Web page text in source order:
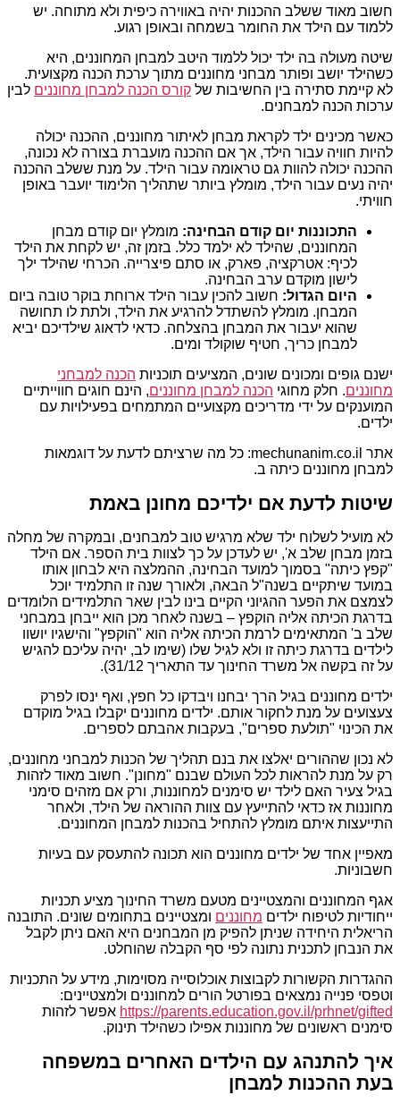
חשוב מאוד ששלב ההכנות יהיה באווירה כיפית ולא מתוחה. יש
ללמוד עם הילד את החומר בשמחה ובאופן רגוע.
שיטה מעולה בה ילד יכול ללמוד היטב למבחן המחוננים, היא
כשהילד יושב ופותר מבחני מחוננים מתוך ערכת הכנה מקצועית.
לא קיימת סתירה בין החשיבות של קורס הכנה למבחן מחוננים לבין
ערכות הכנה למבחנים.
כאשר מכינים ילד לקראת מבחן לאיתור מחוננים, ההכנה יכולה
להיות חוויה עבור הילד, אך אם ההכנה מועברת בצורה לא נכונה,
ההכנה יכולה להוות גם טראומה עבור הילד. על מנת ששלב ההכנה
יהיה נעים עבור הילד, מומלץ ביותר שתהליך הלימוד יועבר באופן
חוויתי.
התכוננות יום קודם הבחינה: מומלץ יום קודם מבחן
המחוננים, שהילד לא ילמד כלל. בזמן זה, יש לקחת את הילד
לכיף: אטרקציה, פארק, או סתם פיצרייה. הכרחי שהילד ילך
לישון מוקדם ערב הבחינה.
היום הגדול: חשוב להכין עבור הילד ארוחת בוקר טובה ביום
המבחן. מומלץ להשתדל להרגיע את הילד, ולתת לו תחושה
שהוא יעבור את המבחן בהצלחה. כדאי לדאוג שילדיכם יביא
למבחן כריך, חטיף שוקולד ומים.
ישנם גופים ומכונים שונים, המציעים תוכניות הכנה למבחני
מחוננים. חלק מחוגי הכנה למבחן מחוננים, הינם חוגים חווייתיים
המוענקים על ידי מדריכים מקצועיים המתמחים בפעילויות עם
ילדים.
אתר mechunanim.co.il: כל מה שרציתם לדעת על דוגמאות
למבחן מחוננים כיתה ב.
שיטות לדעת אם ילדיכם מחונן באמת
לא מועיל לשלוח ילד שלא מרגיש טוב למבחנים, ובמקרה של מחלה
בזמן מבחן שלב א', יש לעדכן על כך לצוות בית הספר. אם הילד
"קפץ כיתה" בסמוך למועד הבחינה, ההמלצה היא לבחון אותו
במועד שיתקיים בשנה"ל הבאה, ולאורך שנה זו התלמיד יוכל
לצמצם את הפער ההגיוני הקיים בינו לבין שאר התלמידים הלומדים
בדרגת הכיתה אליה הוקפץ – בשנה לאחר מכן הוא ייבחן במבחני
שלב ב' המתאימים לרמת הכיתה אליה הוא "הוקפץ" והישגיו יושוו
לילדים בדרגת כיתה זו ולא לגיל שלו (שימו לב, יהיה עליכם להגיש
על זה בקשה אל משרד החינוך עד התאריך 31/12).
ילדים מחוננים בגיל הרך יבחנו ויבדקו כל חפץ, ואף ינסו לפרק
צעצועים על מנת לחקור אותם. ילדים מחוננים יקבלו בגיל מוקדם
את הכינוי "תולעת ספרים", בעקבות אהבתם לספרים.
לא נכון שההורים יאלצו את בנם תהליך של הכנות למבחני מחוננים,
רק על מנת להראות לכל העולם שבנם "מחונן". חשוב מאוד לזהות
בגיל צעיר האם לילד יש סימנים למחוננות, ורק אם מזהים סימני
מחוננות אז כדאי להתייעץ עם צוות ההוראה של הילד, ולאחר
התייעצות איתם מומלץ להתחיל בהכנות למבחן המחוננים.
מאפיין אחד של ילדים מחוננים הוא תכונה להתעסק עם בעיות
חשבוניות.
אגף המחוננים והמצטיינים מטעם משרד החינוך מציע תכניות
ייחודיות לטיפוח ילדים מחוננים ומצטיינים בתחומים שונים. התובנה
הריאלית היחידה שניתן להפיק מן המבחנים היא האם ניתן לקבל
את הנבחן לתכנית נתונה לפי סף הקבלה שהוחלט.
ההגדרות הקשורות לקבוצות אוכלוסייה מסוימות, מידע על התכניות
וטפסי פנייה נמצאים בפורטל הורים למחוננים ולמצטיינים:
https://parents.education.gov.il/prhnet/gifted אפשר לזהות
סימנים ראשונים של מחוננות אפילו כשהילד תינוק.
איך להתנהג עם הילדים האחרים במשפחה
בעת ההכנות למבחן